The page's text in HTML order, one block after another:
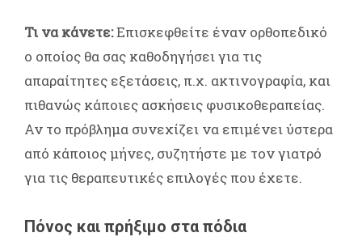
Τι να κάνετε:Επισκεφθείτε έναν ορθοπεδικό
ο οποίος θα σας καθοδηγήσει για τις
απαραίτητες εξετάσεις, π.χ. ακτινογραφία, και
πιθανώς κάποιες ασκήσεις φυσικοθεραπείας.
Αν το πρόβλημα συνεχίζει να επιμένει ύστερα
από κάποιος μήνες, συζητήστε με τον γιατρό
για τις θεραπευτικές επιλογές που έχετε.
Πόνος και πρήξιμο στα πόδια